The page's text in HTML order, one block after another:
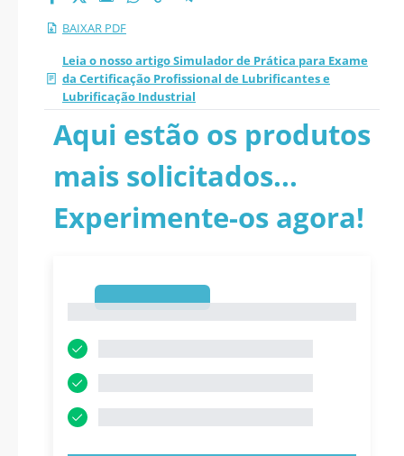
BAIXAR PDF
Leia o nosso artigo Simulador de Prática para Exame
da Certificação Profissional de Lubrificantes e
Lubrificação Industrial
Aqui estão os produtos
mais solicitados...
Experimente-os agora!